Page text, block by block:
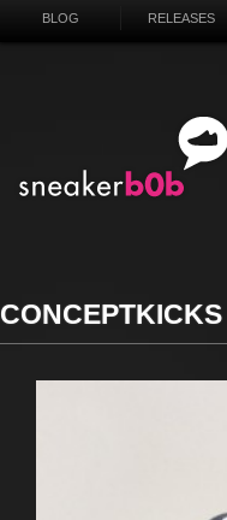
BLOG RELEASES
CONCEPTKICKS